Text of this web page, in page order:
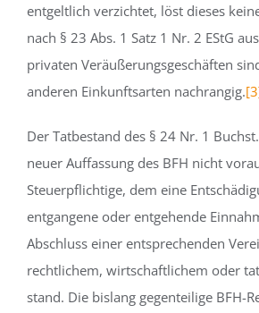
entgeltlich verzichtet, löst dieses
nach § 23 Abs. 1 Satz 1 Nr. 2 EStG
privaten Veräußerungsgeschäften
anderen Einkunftsarten nachrangig.
Der Tatbestand des § 24 Nr. 1
neuer Auffassung des BFH nicht
Steuerpflichtige, dem eine
entgangene oder entgehende
Abschluss einer entsprechenden
rechtlichem, wirtschaftlichem oder
stand. Die bislang gegenteilige BFH-